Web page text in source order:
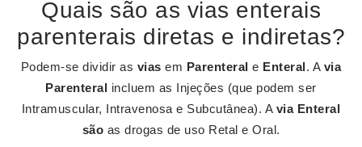
Quais são as vias enterais
parenterais diretas e indiretas?
Podem-se dividir as vias em Parenteral e Enteral. A via
Parenteral incluem as Injeções (que podem ser
Intramuscular, Intravenosa e Subcutânea). A via Enteral
são as drogas de uso Retal e Oral.